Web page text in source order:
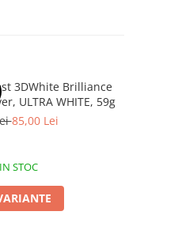
3DWhite Brilliance
ULTRA WHITE, 59g
85,00 Lei
IN STOC